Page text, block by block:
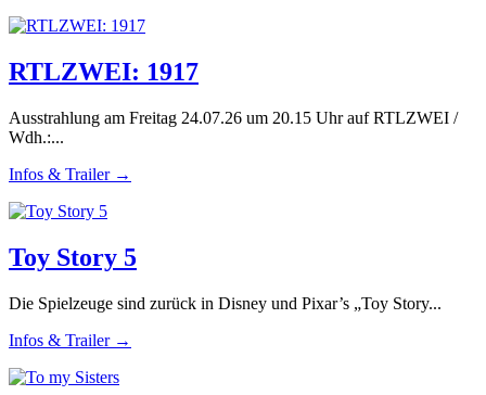
RTLZWEI: 1917
Ausstrahlung am Freitag 24.07.26 um 20.15 Uhr auf RTLZWEI /
Wdh.:...
Infos & Trailer →
Toy Story 5
Die Spielzeuge sind zurück in Disney und Pixar’s „Toy Story...
Infos & Trailer →